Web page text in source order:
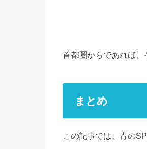
首都圏からであれば、
まとめ
この記事では、青の